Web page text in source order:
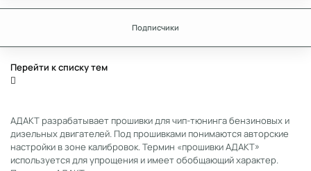
Подписчики
Перейти к списку тем
АДАКТ разрабатывает прошивки для чип-тюнинга бензиновых и
дизельных двигателей. Под прошивками понимаются авторские
настройки в зоне калибровок. Термин «прошивки АДАКТ»
используется для упрощения и имеет обобщающий характер.